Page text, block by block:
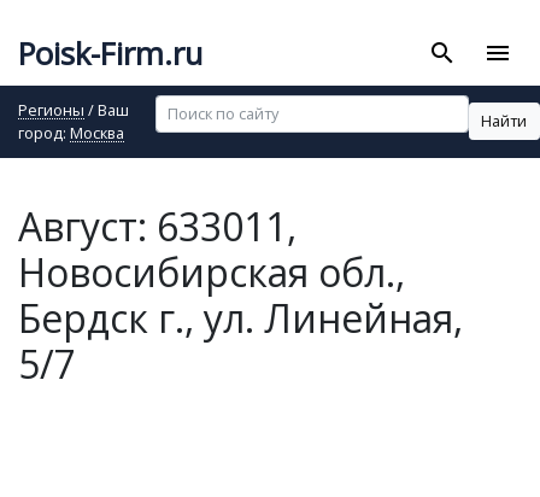
Poisk-Firm.ru search menu
Регионы / Ваш
город: Москва
Найти
Август: 633011,
Новосибирская обл.,
Бердск г., ул. Линейная,
5/7